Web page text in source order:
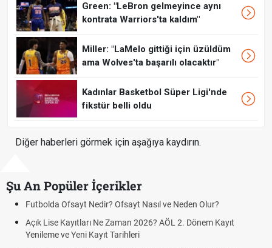
Green: "LeBron gelmeyince aynı
kontrata Warriors'ta kaldım"
Miller: "LaMelo gittiği için üzüldüm
ama Wolves'ta başarılı olacaktır"
Kadınlar Basketbol Süper Ligi'nde
fikstür belli oldu
Diğer haberleri görmek için aşağıya kaydırın.
Şu An Popüler İçerikler
Ofsayt Nedir? Ofsayt Nasıl ve Neden Olur?
Lise Kayıtları Ne Zaman 2026? AÖL 2. Dönem Kayıt
ve Yeni Kayıt Tarihleri